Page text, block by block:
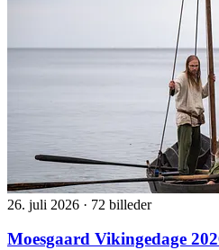
26. juli 2026 · 72 billeder
Moesgaard Vikingedage